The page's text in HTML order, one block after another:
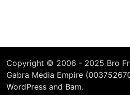
Copyright © 2006 - 2025 Bro
Gabra Media Empire
WordPress and Bam.